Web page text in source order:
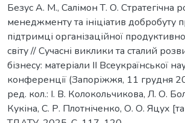
Безус А. М., Салімон Т. О. Стратегічна
менеджменту та ініціатив добробуту
підтримці організаційної
світу // Сучасні виклики та сталий
бізнесу: матеріали IІ Всеукраїнської
конференції (Запоріжжя, 11 грудня
ред. кол.: І. В. Колокольчикова, Л. О.
Кукіна, С. Р. Плотніченко, О. О. Яцух